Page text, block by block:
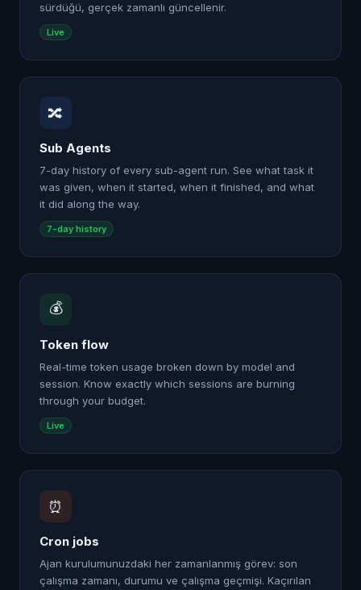
sürdüğü, gerçek zamanlı güncellenir.
Live
🔀
Sub Agents
7-day history of every sub-agent run. See what task it
was given, when it started, when it finished, and what
it did along the way.
7-day history
💰
Token flow
Real-time token usage broken down by model and
session. Know exactly which sessions are burning
through your budget.
Live
⏰
Cron jobs
Ajan kurulumunuzdaki her zamanlanmış görev: son
çalışma zamanı, durumu ve çalışma geçmişi. Kaçırılan